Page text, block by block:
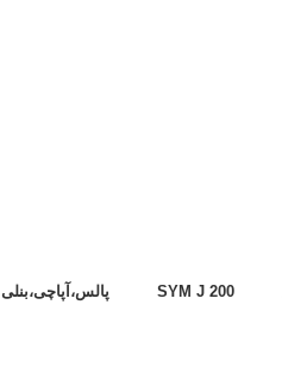
SYM J 200 پالس،آپاچی،بنلی